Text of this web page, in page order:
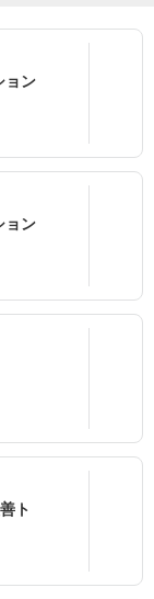
ョン
ョン
ト